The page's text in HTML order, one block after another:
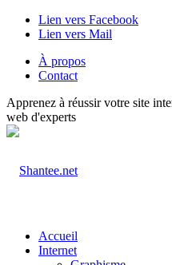
Lien vers Facebook
Lien vers Mail
À propos
Contact
Apprenez à réussir votre site
web d'experts
Accueil
Internet